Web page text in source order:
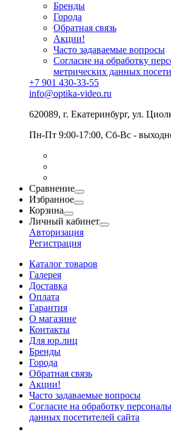
Бренды
Города
Обратная связь
Акции!
Часто задаваемые вопросы
Согласие на обработку
метрических данных
+7 901 430-33-55
info@optika-video.ru
620089, г. Екатеринбург, ул.
Пн-Пт 9:00-17:00, Сб-Вс -
Сравнение
Избранное
Корзина
Личный кабинет
Авторизация
Регистрация
Каталог товаров
Галерея
Доставка
Оплата
Гарантия
О магазине
Контакты
Для юр.лиц
Бренды
Города
Обратная связь
Акции!
Часто задаваемые вопросы
Согласие на обработку
данных посетителей сайта